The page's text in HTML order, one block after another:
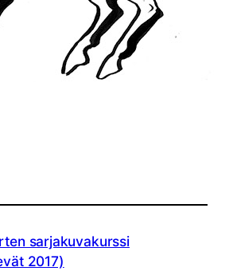
sarjakuvakurssi
2017)